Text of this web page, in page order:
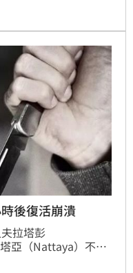
徵正常。
後復活崩潰
拉塔彭
亞（Nattaya）不